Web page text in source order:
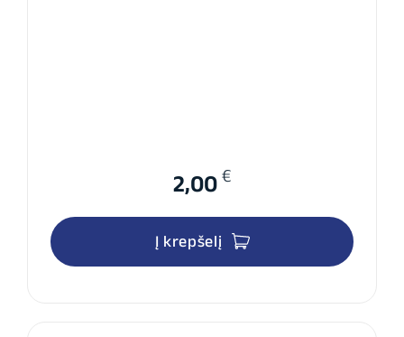
2,00 €
Į krepšelį